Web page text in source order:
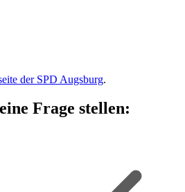
der SPD Augsburg.
Frage stellen: